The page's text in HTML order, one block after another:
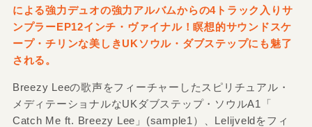
による強力デュオの強力アルバムからの4トラック入りサ
ンプラーEP12インチ・ヴァイナル！瞑想的サウンドスケ
ープ・チリンな美しきUKソウル・ダブステップにも魅了
される。
Breezy Leeの歌声をフィーチャーしたスピリチュアル・
メディテーショナルなUKダブステップ・ソウルA1「
Catch Me ft. Breezy Lee」(sample1）、Lelijveldをフィ